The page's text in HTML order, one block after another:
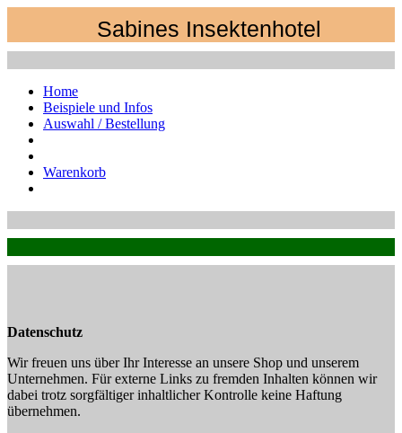
Sabines Insektenhotel
Home
Beispiele und Infos
Auswahl / Bestellung
Warenkorb
Datenschutz
Wir freuen uns über Ihr Interesse an unsere Shop und unserem
Unternehmen. Für externe Links zu fremden Inhalten können wir
dabei trotz sorgfältiger inhaltlicher Kontrolle keine Haftung
übernehmen.